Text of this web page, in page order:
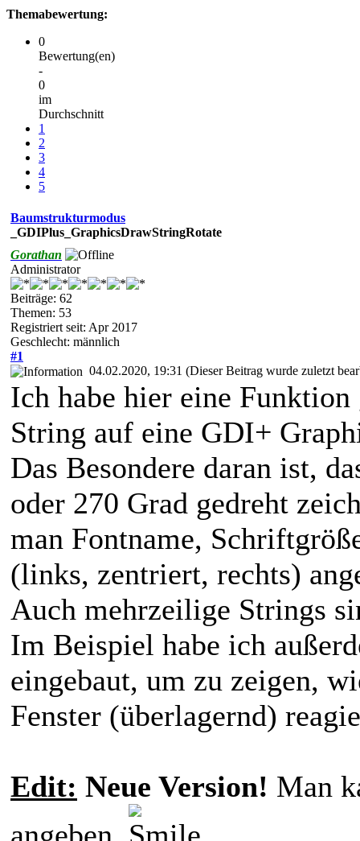
Themabewertung:
0
Bewertung(en)
-
0
im
Durchschnitt
1
2
3
4
5
Baumstrukturmodus
_GDIPlus_GraphicsDrawStringRotate
Gorathan
Administrator
Beiträge: 62
Themen: 53
Registriert seit: Apr 2017
Geschlecht: männlich
#1
04.02.2020, 19:31 (Dieser Beitrag wurde zuletzt
Ich habe hier eine
String auf eine GDI+
Das Besondere daran ist,
oder 270 Grad gedreht
man Fontname,
(links, zentriert, rechts)
Auch mehrzeilige Strings
Im Beispiel habe ich
eingebaut, um zu zeigen,
Fenster (überlagernd)
Edit: Neue Version! Man